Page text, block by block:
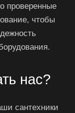
проверенные
чтобы
нас?
сантехники